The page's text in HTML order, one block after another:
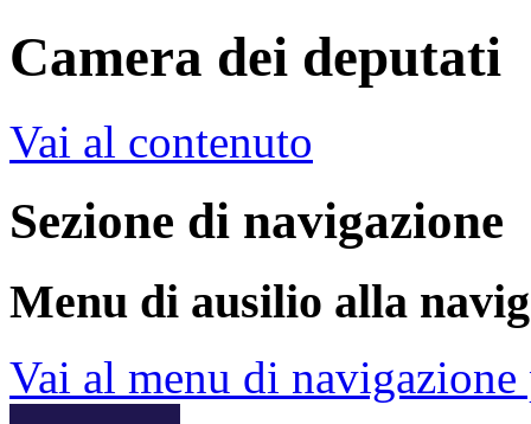
Camera dei deputati
Vai al contenuto
Sezione di navigazione
Menu di ausilio alla
Vai al menu di